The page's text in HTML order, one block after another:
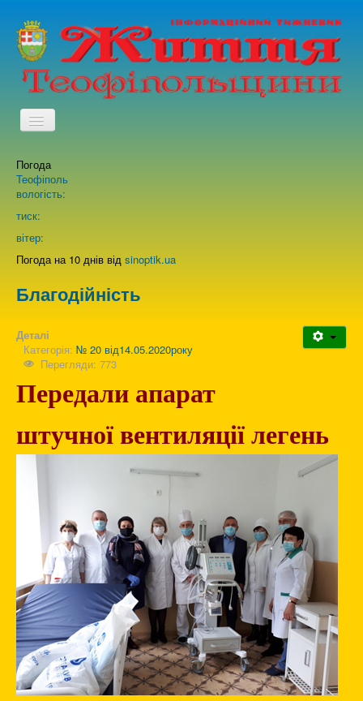
TPL_PROTOSTAR_TOGGLE_MENU
Про нас
Погода
Теофіполь
вологість:
тиск:
вітер:
Погода на 10 днів від sinoptik.ua
Благодійність
Деталі
Категорія: № 20 від14.05.2020року
Перегляди: 773
Передали апарат
штучної вентиляції легень